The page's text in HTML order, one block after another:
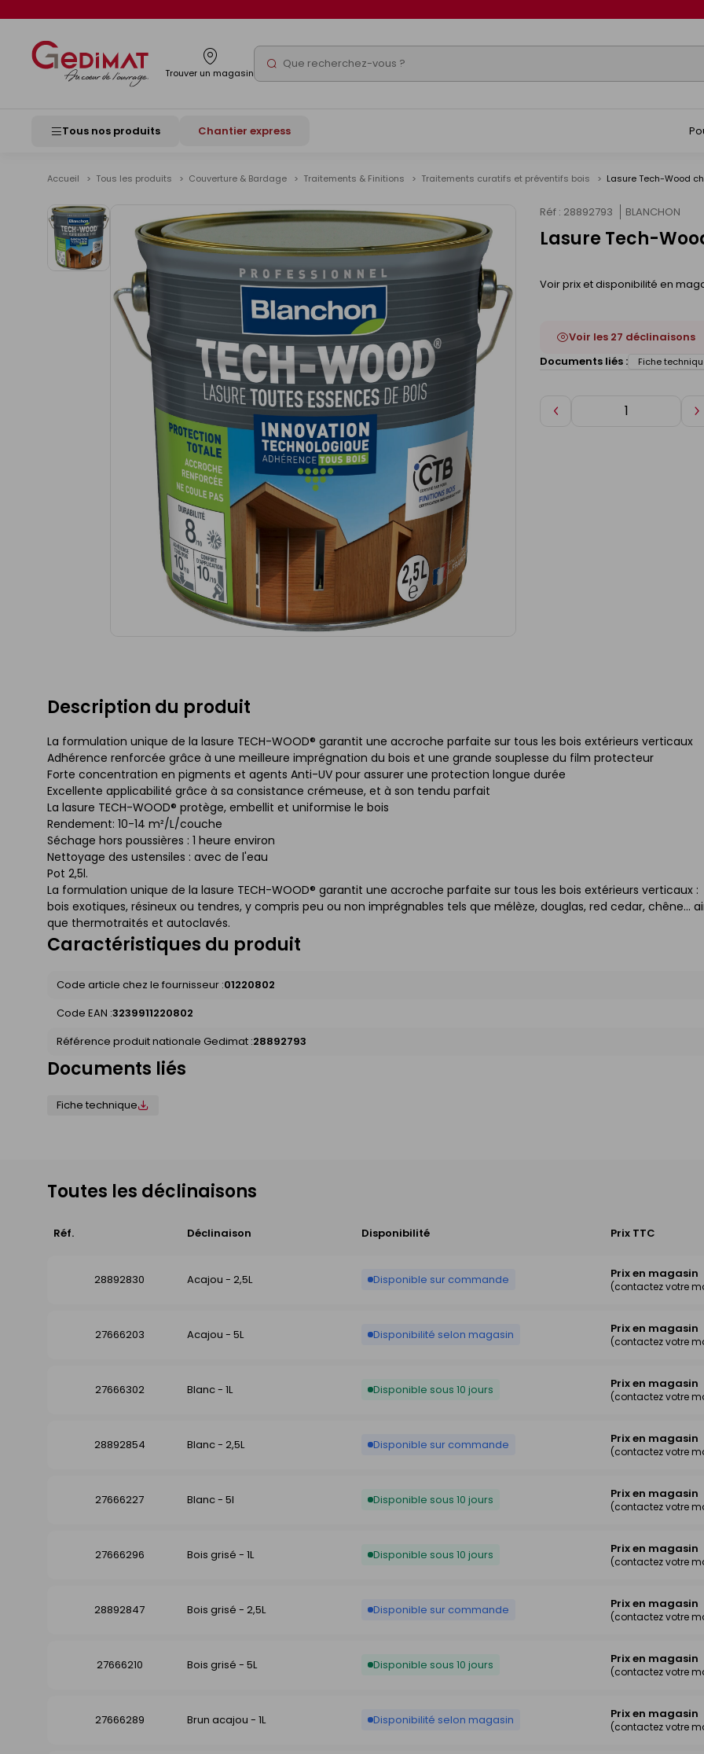
Trouver un magasin Rechercher
Tous nos produits Chantier express
Accueil Tous les produits Couverture & Bardage Traitements & Finitions Traitements curatifs et préventifs bois Lasure Tech-Wood
images
Réf : 28892793 BLANCHON
Lasure Tech-
Voir prix et disponibilité en
Voir les 27 déclinaisons
Documents liés :
Fiche
Diminuer
Description du produit
La formulation unique de la lasure TECH-WOOD® garantit une accroche parfaite sur tous les bois extérieurs verticaux
Adhérence renforcée grâce à une meilleure imprégnation du bois et une grande souplesse du film protecteur
Forte concentration en pigments et agents Anti-UV pour assurer une protection longue durée
Excellente applicabilité grâce à sa consistance crémeuse, et à son tendu parfait
La lasure TECH-WOOD® protège, embellit et uniformise le bois
Rendement: 10-14 m²/L/couche
Séchage hors poussières : 1 heure environ
Nettoyage des ustensiles : avec de l'eau
Pot 2,5l.
La formulation unique de la lasure TECH-WOOD® garantit une accroche parfaite sur tous les bois extérieurs verticaux :
bois exotiques, résineux ou tendres, y compris peu ou non imprégnables tels que mélèze, douglas, red cedar, chêne...
que thermotraités et autoclavés.
Caractéristiques du produit
Code article chez le fournisseur :01220802
Code EAN :3239911220802
Référence produit nationale Gedimat :28892793
Documents liés
Fiche technique
Toutes les déclinaisons
Réf. Déclinaison Disponibilité Prix TTC
28892830 Acajou - 2,5L Disponible sur commande Prix en magasin
(contactez votre
27666203 Acajou - 5L Disponibilité selon magasin Prix en magasin
(contactez votre
27666302 Blanc - 1L Disponible sous 10 jours Prix en magasin
(contactez votre
28892854 Blanc - 2,5L Disponible sur commande Prix en magasin
(contactez votre
27666227 Blanc - 5l Disponible sous 10 jours Prix en magasin
(contactez votre
27666296 Bois grisé - 1L Disponible sous 10 jours Prix en magasin
(contactez votre
28892847 Bois grisé - 2,5L Disponible sur commande Prix en magasin
(contactez votre
27666210 Bois grisé - 5L Disponible sous 10 jours Prix en magasin
(contactez votre
27666289 Brun acajou - 1L Disponibilité selon magasin Prix en magasin
(contactez votre